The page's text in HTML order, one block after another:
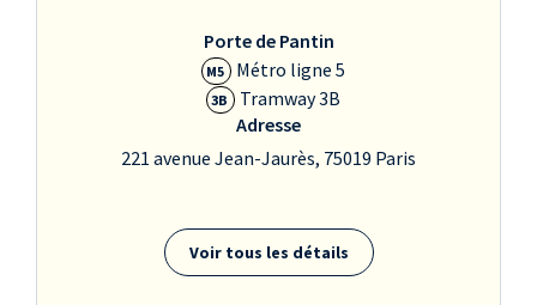
Porte de Pantin
M5 Métro ligne 5
3B
Tramway 3B
Adresse
221 avenue Jean-Jaurès, 75019 Paris
Voir tous les détails